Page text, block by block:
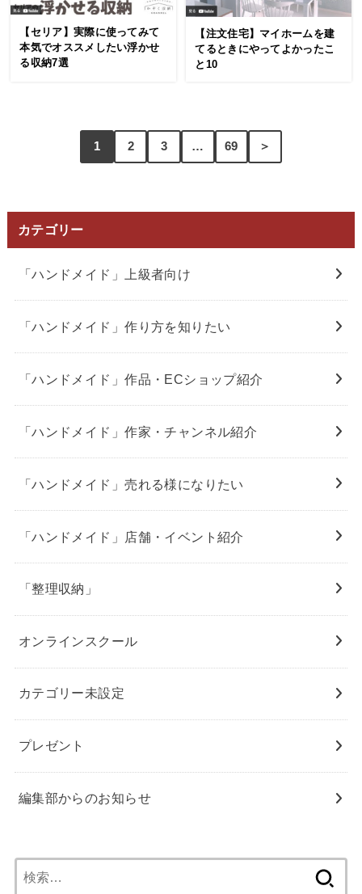
【セリア】実際に使ってみて
本気でオススメしたい浮かせ
る収納7選
【注文住宅】マイホームを建
てるときにやってよかったこ
と10
1 2 3 … 69 ＞
カテゴリー
「ハンドメイド」上級者向け
「ハンドメイド」作り方を知りたい
「ハンドメイド」作品・ECショップ紹介
「ハンドメイド」作家・チャンネル紹介
「ハンドメイド」売れる様になりたい
「ハンドメイド」店舗・イベント紹介
「整理収納」
オンラインスクール
カテゴリー未設定
プレゼント
編集部からのお知らせ